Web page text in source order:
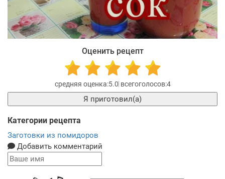
Оценить рецепт
5.0 4
Я приготовил(а)
Категории рецепта
Заготовки из помидоров
Добавить комментарий